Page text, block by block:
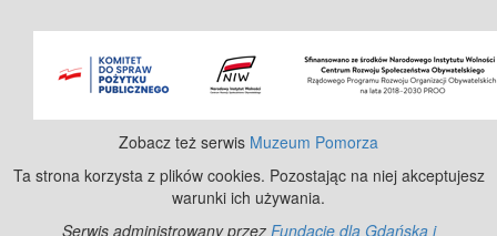
Zobacz też serwis Muzeum Pomorza
Ta strona korzysta z plików cookies. Pozostając na niej akceptujesz
warunki ich używania.
Serwis administrowany przez Fundację dla Gdańska i